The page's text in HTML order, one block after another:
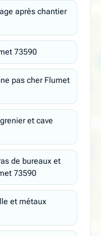
après chantier
73590
pas cher Flumet
et cave
de bureaux et
73590
et métaux